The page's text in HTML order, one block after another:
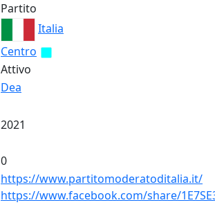
Partito
Italia
Centro
Attivo
Dea
2021
0
https://www.partitomoderatoditalia.it/
https://www.facebook.com/share/